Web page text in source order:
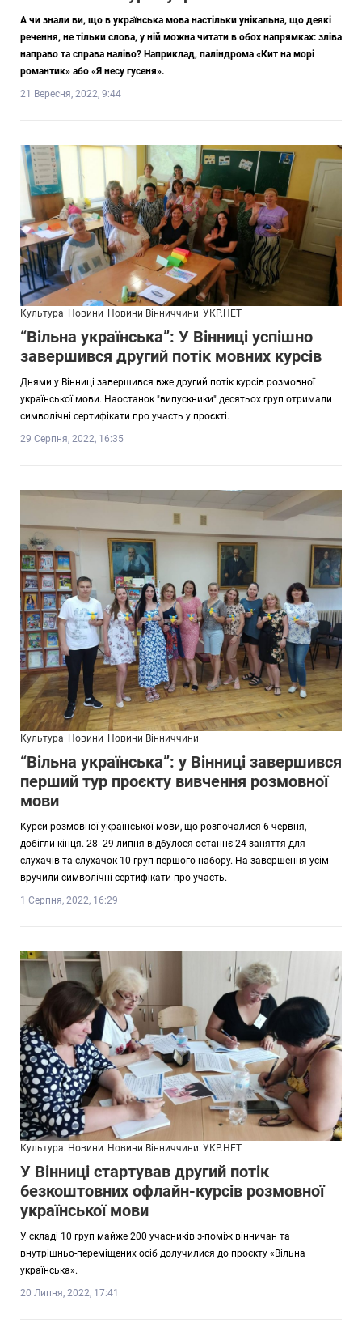
А чи знали ви, що в українська мова настільки унікальна, що деякі
речення, не тільки слова, у ній можна читати в обох напрямках: зліва
направо та справа наліво? Наприклад, паліндрома «Кит на морі
романтик» або «Я несу гусеня».
21 Вересня, 2022, 9:44
Культура Новини Новини Вінниччини УКР.НЕТ
“Вільна українська”: У Вінниці успішно
завершився другий потік мовних курсів
Днями у Вінниці завершився вже другий потік курсів розмовної
української мови. Наостанок "випускники" десятьох груп отримали
символічні сертифікати про участь у проєкті.
29 Серпня, 2022, 16:35
Культура Новини Новини Вінниччини
“Вільна українська”: у Вінниці завершився
перший тур проєкту вивчення розмовної
мови
Курси розмовної української мови, що розпочалися 6 червня,
добігли кінця. 28- 29 липня відбулося останнє 24 заняття для
слухачів та слухачок 10 груп першого набору. На завершення усім
вручили символічні сертифікати про участь.
1 Серпня, 2022, 16:29
Культура Новини Новини Вінниччини УКР.НЕТ
У Вінниці стартував другий потік
безкоштовних офлайн-курсів розмовної
української мови
У складі 10 груп майже 200 учасників з-поміж вінничан та
внутрішньо-переміщених осіб долучилися до проєкту «Вільна
українська».
20 Липня, 2022, 17:41